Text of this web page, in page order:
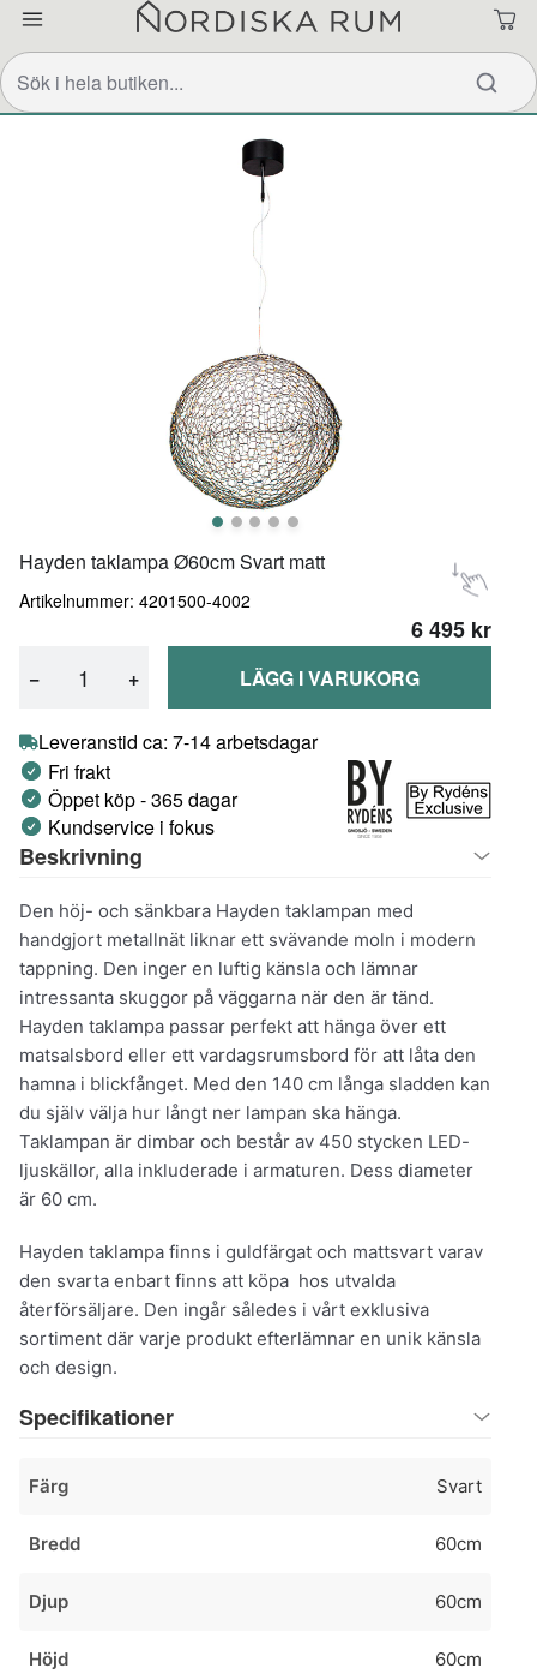
Hayden taklampa Ø60cm Svart matt
Artikelnummer: 4201500-4002
6 495 kr
− + LÄGG I VARUKORG
Leveranstid ca: 7-14 arbetsdagar
Fri frakt
Öppet köp - 365 dagar
Kundservice i fokus
Beskrivning
Den höj- och sänkbara Hayden taklampan med
handgjort metallnät liknar ett svävande moln i modern
tappning. Den inger en luftig känsla och lämnar
intressanta skuggor på väggarna när den är tänd.
Hayden taklampa passar perfekt att hänga över ett
matsalsbord eller ett vardagsrumsbord för att låta den
hamna i blickfånget. Med den 140 cm långa sladden kan
du själv välja hur långt ner lampan ska hänga.
Taklampan är dimbar och består av 450 stycken LED-
ljuskällor, alla inkluderade i armaturen. Dess diameter
är 60 cm.
Hayden taklampa finns i guldfärgat och mattsvart varav
den svarta enbart finns att köpa hos utvalda
återförsäljare. Den ingår således i vårt exklusiva
sortiment där varje produkt efterlämnar en unik känsla
och design.
Specifikationer
Färg Svart
Bredd 60cm
Djup 60cm
Höjd 60cm